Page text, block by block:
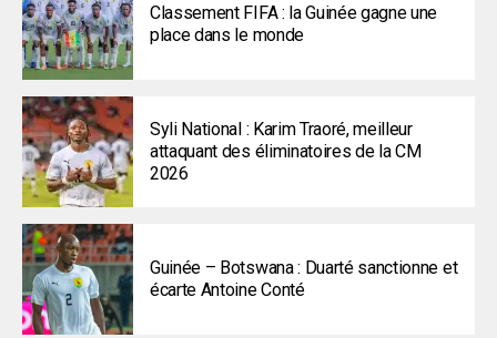
Classement FIFA : la Guinée gagne une
place dans le monde
Syli National : Karim Traoré, meilleur
attaquant des éliminatoires de la CM
2026
Guinée – Botswana : Duarté sanctionne et
écarte Antoine Conté